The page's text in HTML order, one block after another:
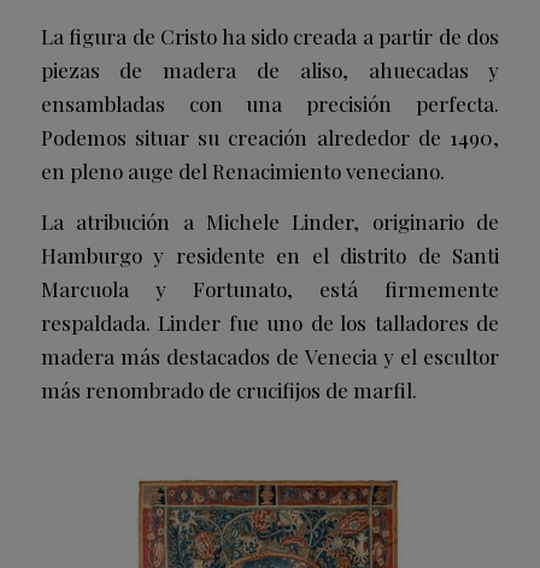
La figura de Cristo ha sido creada a partir de dos
piezas de madera de aliso, ahuecadas y
ensambladas con una precisión perfecta.
Podemos situar su creación alrededor de 1490,
en pleno auge del Renacimiento veneciano.
La atribución a Michele Linder, originario de
Hamburgo y residente en el distrito de Santi
Marcuola y Fortunato, está firmemente
respaldada. Linder fue uno de los talladores de
madera más destacados de Venecia y el escultor
más renombrado de crucifijos de marfil.